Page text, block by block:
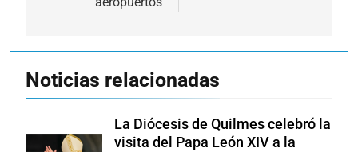
Noticias relacionadas
La Diócesis de Quilmes celebró la
visita del Papa León XIV a la